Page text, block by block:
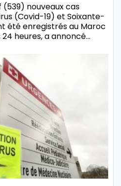
nouveaux cas
(Covid-19) et Soixante-
été enregistrés au Maroc
heures, a annoncé…